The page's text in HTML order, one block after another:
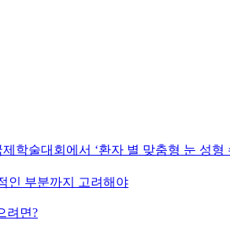
학술대회에서 ‘환자 별 맞춤형 눈 성형
인 부분까지 고려해야
려면?